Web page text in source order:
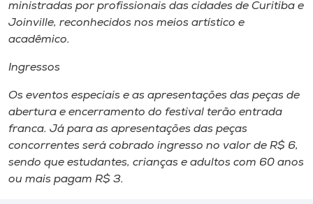
ministradas por profissionais das cidades de Curitiba e
Joinville, reconhecidos nos meios artístico e
acadêmico.
Ingressos
Os eventos especiais e as apresentações das peças de
abertura e encerramento do festival terão entrada
franca. Já para as apresentações das peças
concorrentes será cobrado ingresso no valor de R$ 6,
sendo que estudantes, crianças e adultos com 60 anos
ou mais pagam R$ 3.